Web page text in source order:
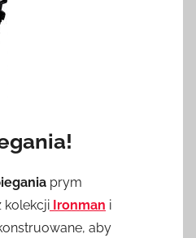
prym
kolekcji Ironman i
aby